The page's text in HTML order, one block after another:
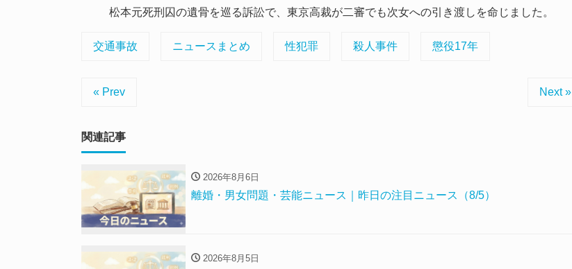
松本元死刑囚の遺骨を巡る訴訟で、東京高裁が二審でも次女への引き渡しを命じました。
交通事故 ニュースまとめ 性犯罪 殺人事件 懲役17年
« Prev Next »
関連記事
2026年8月6日
離婚・男女問題・芸能ニュース｜昨日の注目ニュース（8/5）
2026年8月5日